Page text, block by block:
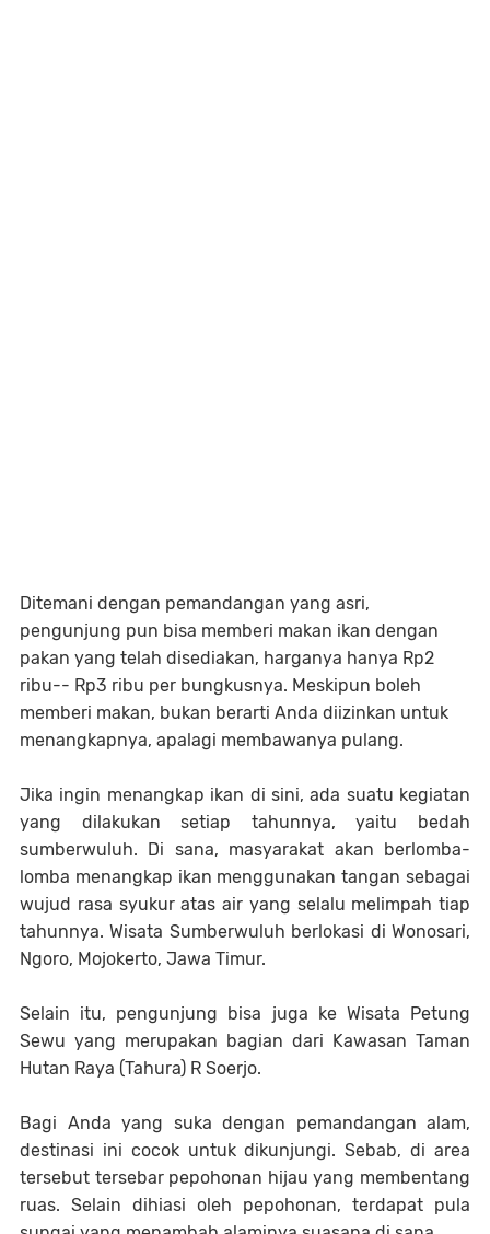
Ditemani dengan pemandangan yang asri,
pengunjung pun bisa memberi makan ikan dengan
pakan yang telah disediakan, harganya hanya Rp2
ribu-- Rp3 ribu per bungkusnya. Meskipun boleh
memberi makan, bukan berarti Anda diizinkan untuk
menangkapnya, apalagi membawanya pulang.
Jika ingin menangkap ikan di sini, ada suatu kegiatan
yang dilakukan setiap tahunnya, yaitu bedah
sumberwuluh. Di sana, masyarakat akan berlomba-
lomba menangkap ikan menggunakan tangan sebagai
wujud rasa syukur atas air yang selalu melimpah tiap
tahunnya. Wisata Sumberwuluh berlokasi di Wonosari,
Ngoro, Mojokerto, Jawa Timur.
Selain itu, pengunjung bisa juga ke Wisata Petung
Sewu yang merupakan bagian dari Kawasan Taman
Hutan Raya (Tahura) R Soerjo.
Bagi Anda yang suka dengan pemandangan alam,
destinasi ini cocok untuk dikunjungi. Sebab, di area
tersebut tersebar pepohonan hijau yang membentang
ruas. Selain dihiasi oleh pepohonan, terdapat pula